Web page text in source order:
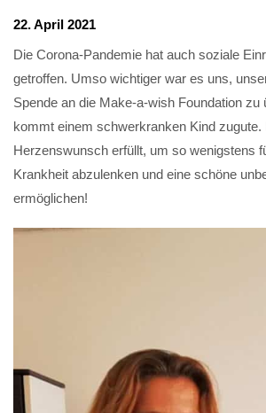
22. April 2021
Die Corona-Pandemie hat auch soziale
getroffen. Umso wichtiger war es uns,
Spende an die Make-a-wish Foundation zu
kommt einem schwerkranken Kind zugute.
Herzenswunsch erfüllt, um so wenigstens
Krankheit abzulenken und eine schöne
ermöglichen!